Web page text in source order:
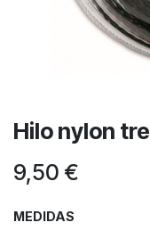
Hilo nylon
9,50 €
MEDIDAS